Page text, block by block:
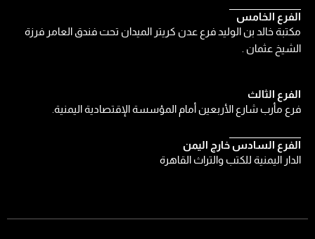
الفرع الثالث
فرع مأرب شارع الأربعين أمام المؤسسة الإقتصادية اليمنية.
الفرع السادس خارج اليمن
الدار اليمنية للكتب والتراث القاهرة
الفرع الخامس
مكتبة خالد بن الوليد فرع عدن كريتر الميدان تحت فندق العامر فرزة
الشيخ عثمان .